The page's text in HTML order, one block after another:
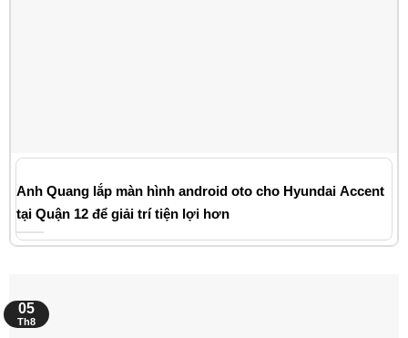
Anh Quang lắp màn hình android oto cho Hyundai Accent
tại Quận 12 để giải trí tiện lợi hơn
05
Th8